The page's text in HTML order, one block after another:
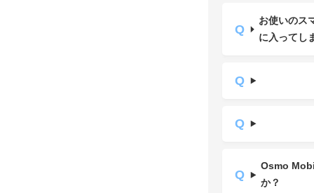
お使いのス
に入ってし
Osmo
か？